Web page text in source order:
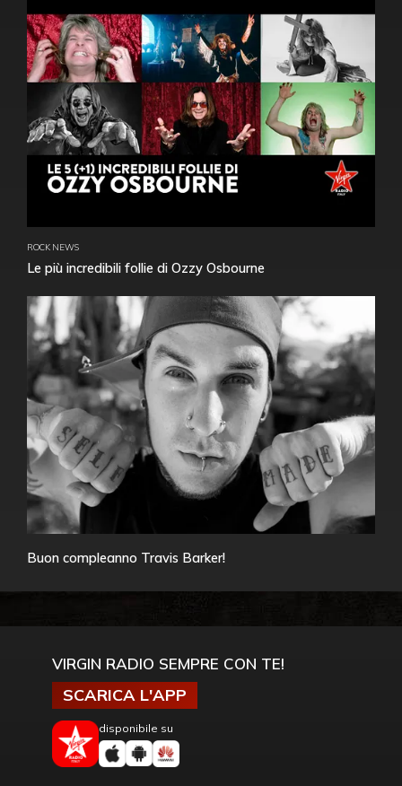
ROCK NEWS
Le più incredibili follie di Ozzy Osbourne
Buon compleanno Travis Barker!
VIRGIN RADIO SEMPRE CON TE!
SCARICA L'APP
disponibile su